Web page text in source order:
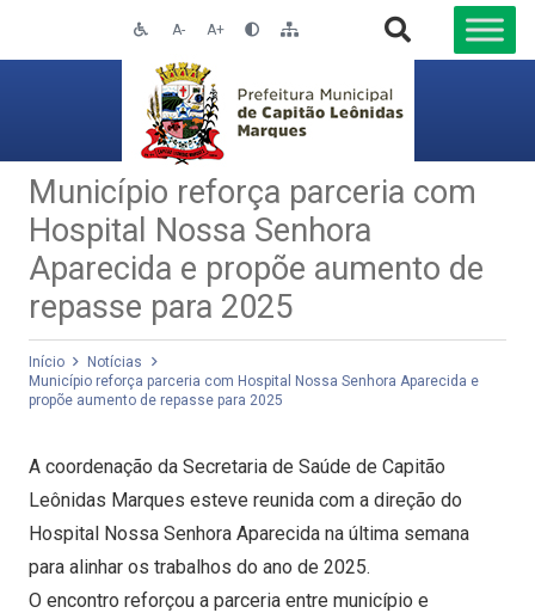
A- A+
Município reforça parceria com
Hospital Nossa Senhora
Aparecida e propõe aumento de
repasse para 2025
Início
Notícias
Município reforça parceria com Hospital Nossa Senhora Aparecida e
propõe aumento de repasse para 2025
A coordenação da Secretaria de Saúde de Capitão
Leônidas Marques esteve reunida com a direção do
Hospital Nossa Senhora Aparecida na última semana
para alinhar os trabalhos do ano de 2025.
O encontro reforçou a parceria entre município e